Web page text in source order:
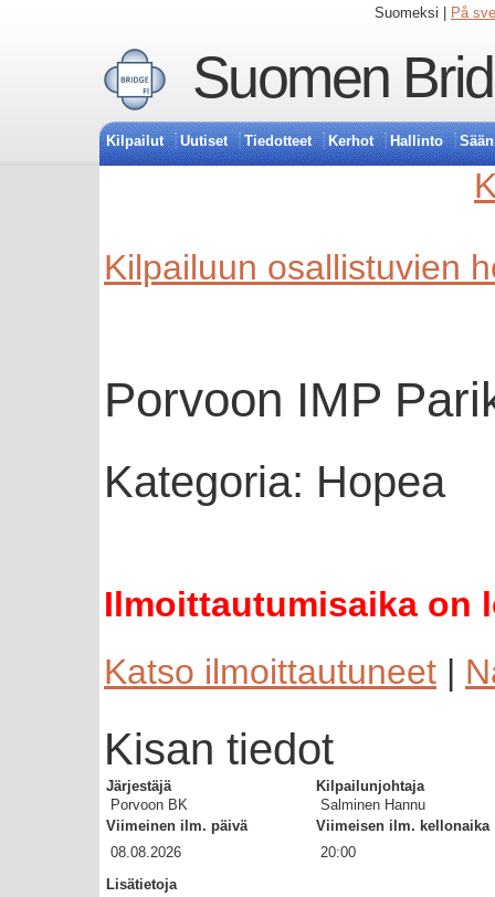
Suomeksi | På
Suomen
Kilpailut Uutiset Tiedotteet Kerhot Hallinto
Kilpailuun osallistuvien
Porvoon IMP
Kategoria: Hopea
Ilmoittautumisaika on
Katso ilmoittautuneet |
Kisan tiedot
Järjestäjä
Kilpailunjohtaja
Porvoon BK
Salminen Hannu
Viimeinen ilm. päivä
Viimeisen ilm. kellonaika
08.08.2026
20:00
Lisätietoja